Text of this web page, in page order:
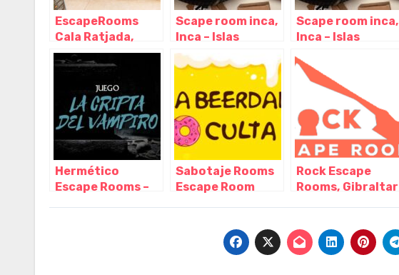
EscapeRooms
Cala Ratjada,
Cala Rajada –
Islas Baleares
Scape room inca,
Inca – Islas
Baleares
Scape room inca,
Inca – Islas
Hermético
Escape Rooms –
Sabotaje Rooms
Escape Room
Rock Escape
Rooms, Gibraltar